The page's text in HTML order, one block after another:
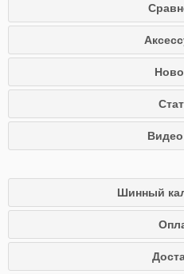
Видео
Шинный